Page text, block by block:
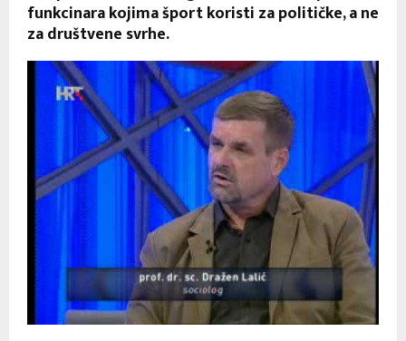
funkcinara kojima šport koristi za političke, a ne
za društvene svrhe.